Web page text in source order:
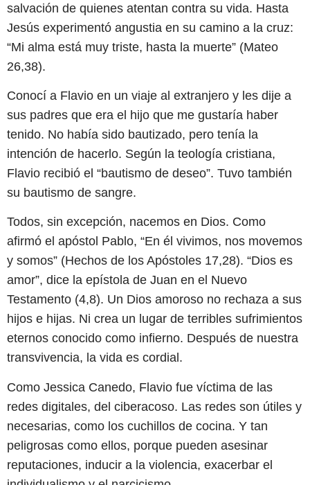
salvación de quienes atentan contra su vida. Hasta
Jesús experimentó angustia en su camino a la cruz:
“Mi alma está muy triste, hasta la muerte” (Mateo
26,38).
Conocí a Flavio en un viaje al extranjero y les dije a
sus padres que era el hijo que me gustaría haber
tenido. No había sido bautizado, pero tenía la
intención de hacerlo. Según la teología cristiana,
Flavio recibió el “bautismo de deseo”. Tuvo también
su bautismo de sangre.
Todos, sin excepción, nacemos en Dios. Como
afirmó el apóstol Pablo, “En él vivimos, nos movemos
y somos” (Hechos de los Apóstoles 17,28). “Dios es
amor”, dice la epístola de Juan en el Nuevo
Testamento (4,8). Un Dios amoroso no rechaza a sus
hijos e hijas. Ni crea un lugar de terribles sufrimientos
eternos conocido como infierno. Después de nuestra
transvivencia, la vida es cordial.
Como Jessica Canedo, Flavio fue víctima de las
redes digitales, del ciberacoso. Las redes son útiles y
necesarias, como los cuchillos de cocina. Y tan
peligrosas como ellos, porque pueden asesinar
reputaciones, inducir a la violencia, exacerbar el